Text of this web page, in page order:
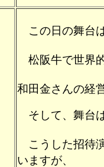
この日の舞台
松阪牛で世界
和田金さんの経
そして、舞台
こうした招待
いますが、